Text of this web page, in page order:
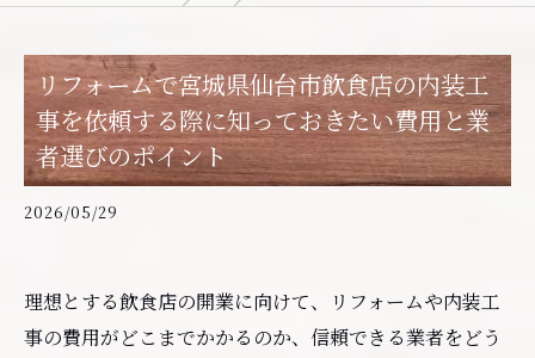
リフォームで宮城県仙台市飲食店の内装工
事を依頼する際に知っておきたい費用と業
者選びのポイント
2026/05/29
理想とする飲食店の開業に向けて、リフォームや内装工
事の費用がどこまでかかるのか、信頼できる業者をどう